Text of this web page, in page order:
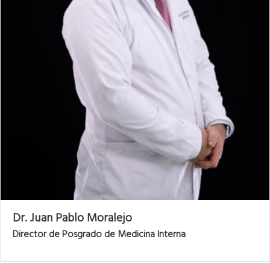
Dr. Juan Pablo Moralejo
Director de Posgrado de Medicina Interna